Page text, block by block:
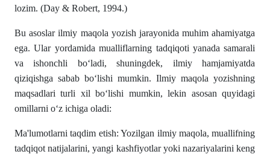
lozim. (Day & Robert, 1994.)
Bu asoslar ilmiy maqola yozish jarayonida muhim ahamiyatga
ega. Ular yordamida mualliflarning tadqiqoti yanada samarali
va ishonchli boʻladi, shuningdek, ilmiy hamjamiyatda
qiziqishga sabab boʻlishi mumkin. Ilmiy maqola yozishning
maqsadlari turli xil boʻlishi mumkin, lekin asosan quyidagi
omillarni oʻz ichiga oladi:
Ma'lumotlarni taqdim etish: Yozilgan ilmiy maqola, muallifning
tadqiqot natijalarini, yangi kashfiyotlar yoki nazariyalarini keng